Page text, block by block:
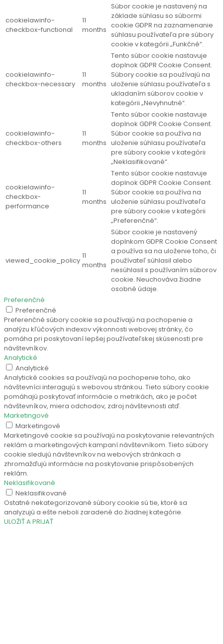
cookielawinfo-
checkbox-functional
11
months
Súbor cookie je nastavený na
základe súhlasu so súbormi
cookie GDPR na zaznamenanie
súhlasu používateľa pre súbory
cookie v kategórii „Funkčné“.
cookielawinfo-
checkbox-necessary
11
months
Tento súbor cookie nastavuje
doplnok GDPR Cookie Consent.
Súbory cookie sa používajú na
uloženie súhlasu používateľa s
ukladaním súborov cookie v
kategórii „Nevyhnutné“.
cookielawinfo-
checkbox-others
11
months
Tento súbor cookie nastavuje
doplnok GDPR Cookie Consent.
Súbor cookie sa používa na
uloženie súhlasu používateľa
pre súbory cookie v kategórii
„Neklasifikované“.
cookielawinfo-
checkbox-
performance
11
months
Tento súbor cookie nastavuje
doplnok GDPR Cookie Consent.
Súbor cookie sa používa na
uloženie súhlasu používateľa
pre súbory cookie v kategórii
„Preferenčné“.
viewed_cookie_policy
11
months
Súbor cookie je nastavený
doplnkom GDPR Cookie Consent
a používa sa na uloženie toho, či
používateľ súhlasil alebo
nesúhlasil s používaním súborov
cookie. Neuchováva žiadne
osobné údaje.
Preferenčné
Preferenčné
Preferenčné súbory cookie sa používajú na pochopenie a
analýzu kľúčových indexov výkonnosti webovej stránky, čo
pomáha pri poskytovaní lepšej používateľskej skúsenosti pre
návštevníkov.
Analytické
Analytické
Analytické cookies sa používajú na pochopenie toho, ako
návštevníci interagujú s webovou stránkou. Tieto súbory cookie
pomáhajú poskytovať informácie o metrikách, ako je počet
návštevníkov, miera odchodov, zdroj návštevnosti atď.
Marketingové
Marketingové
Marketingové cookie sa používajú na poskytovanie relevantných
reklám a marketingových kampaní návštevníkom. Tieto súbory
cookie sledujú návštevníkov na webových stránkach a
zhromažďujú informácie na poskytovanie prispôsobených
reklám.
Neklasifikované
Neklasifikované
Ostatné nekategorizované súbory cookie sú tie, ktoré sa
analyzujú a ešte neboli zaradené do žiadnej kategórie.
ULOŽIŤ A PRIJAŤ